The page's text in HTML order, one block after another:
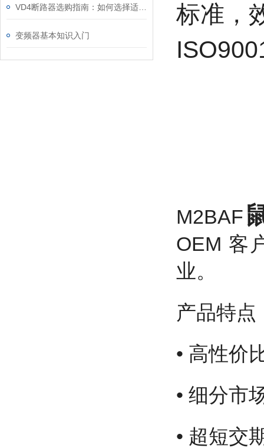
变频器基本知识入门
标准，
M2BAF
OEM 客
业。
产品特点
• 高性价
• 细分市
• 超短交